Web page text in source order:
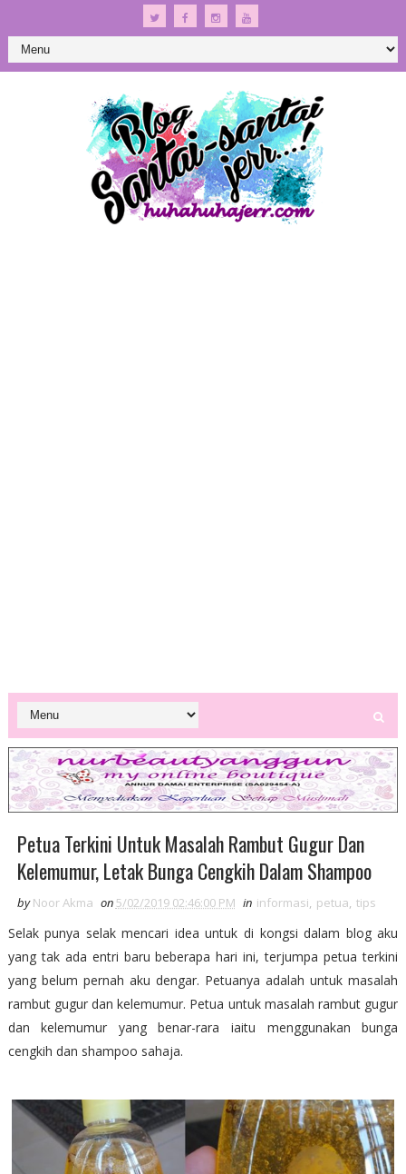
Petua Terkini Untuk Masalah Rambut Gugur Dan
Kelemumur, Letak Bunga Cengkih Dalam Shampoo
by Noor Akma on 5/02/2019 02:46:00 PM in informasi, petua, tips
Selak punya selak mencari idea untuk di kongsi dalam blog aku
yang tak ada entri baru beberapa hari ini, terjumpa petua terkini
yang belum pernah aku dengar. Petuanya adalah untuk masalah
rambut gugur dan kelemumur. Petua untuk masalah rambut gugur
dan kelemumur yang benar-rara iaitu menggunakan bunga
cengkih dan shampoo sahaja.